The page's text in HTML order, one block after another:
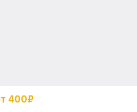
400₽